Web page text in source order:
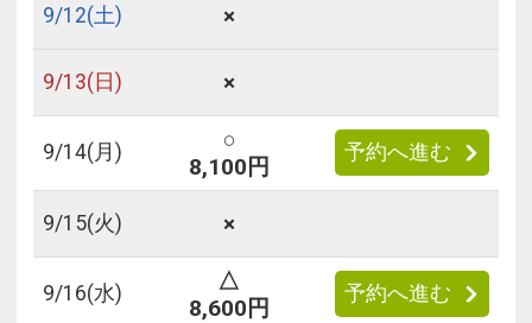
9/12(土) ×
9/13(日) ×
9/14(月)
○
8,100円
予約へ進む
9/15(火) ×
9/16(水)
△
8,600円
予約へ進む